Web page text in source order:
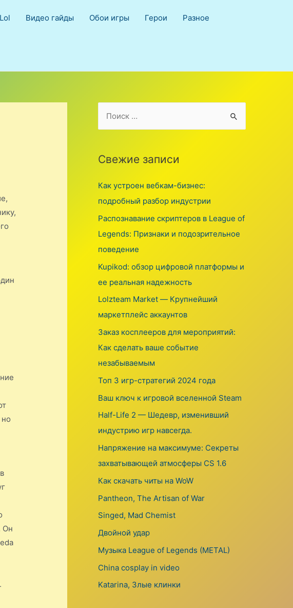
Видео гайды Обои игры Герои Разное
Он
r
h
f
o
r
:
Свежие записи
Как устроен вебкам-бизнес:
подробный разбор индустрии
Распознавание скриптеров в League of
Legends: Признаки и подозрительное
поведение
Kupikod: обзор цифровой платформы и
ее реальная надежность
Lolzteam Market — Крупнейший
маркетплейс аккаунтов
Заказ косплееров для мероприятий:
Как сделать ваше событие
незабываемым
Топ 3 игр-стратегий 2024 года
Ваш ключ к игровой вселенной Steam
Half-Life 2 — Шедевр, изменивший
индустрию игр навсегда.
Напряжение на максимуме: Секреты
захватывающей атмосферы CS 1.6
Как скачать читы на WoW
Pantheon, The Artisan of War
Singed, Mad Chemist
Двойной удар
Музыка League of Legends (METAL)
China cosplay in video
Katarina, Злые клинки